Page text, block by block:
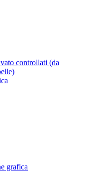
controllati (da
grafica